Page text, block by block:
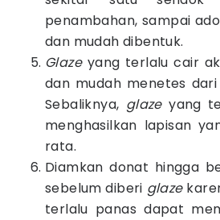
penambahan, sampai
dan mudah dibentuk.
Glaze yang terlalu cair
dan mudah menetes
Sebaliknya, glazeyang
menghasilkan lapisan
rata.
Diamkan donat hingga
sebelum diberi glaze
terlalu panas dapat